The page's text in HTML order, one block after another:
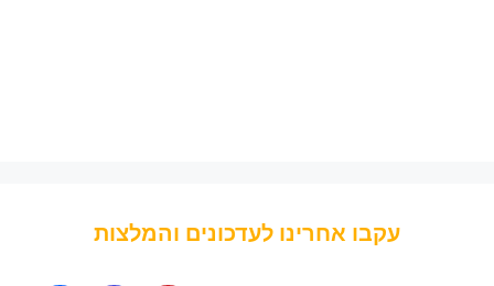
עקבו אחרינו לעדכונים והמלצות